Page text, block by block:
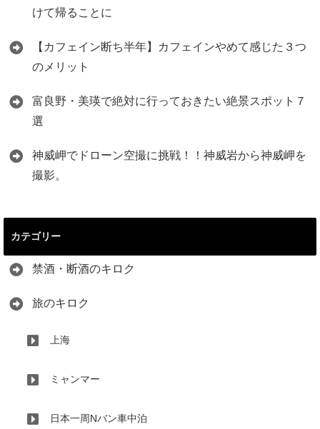
けて帰ることに
【カフェイン断ち半年】カフェインやめて感じた３つ
のメリット
富良野・美瑛で絶対に行っておきたい絶景スポット７
選
神威岬でドローン空撮に挑戦！！神威岩から神威岬を
撮影。
カテゴリー
禁酒・断酒のキロク
旅のキロク
上海
ミャンマー
日本一周Nバン車中泊